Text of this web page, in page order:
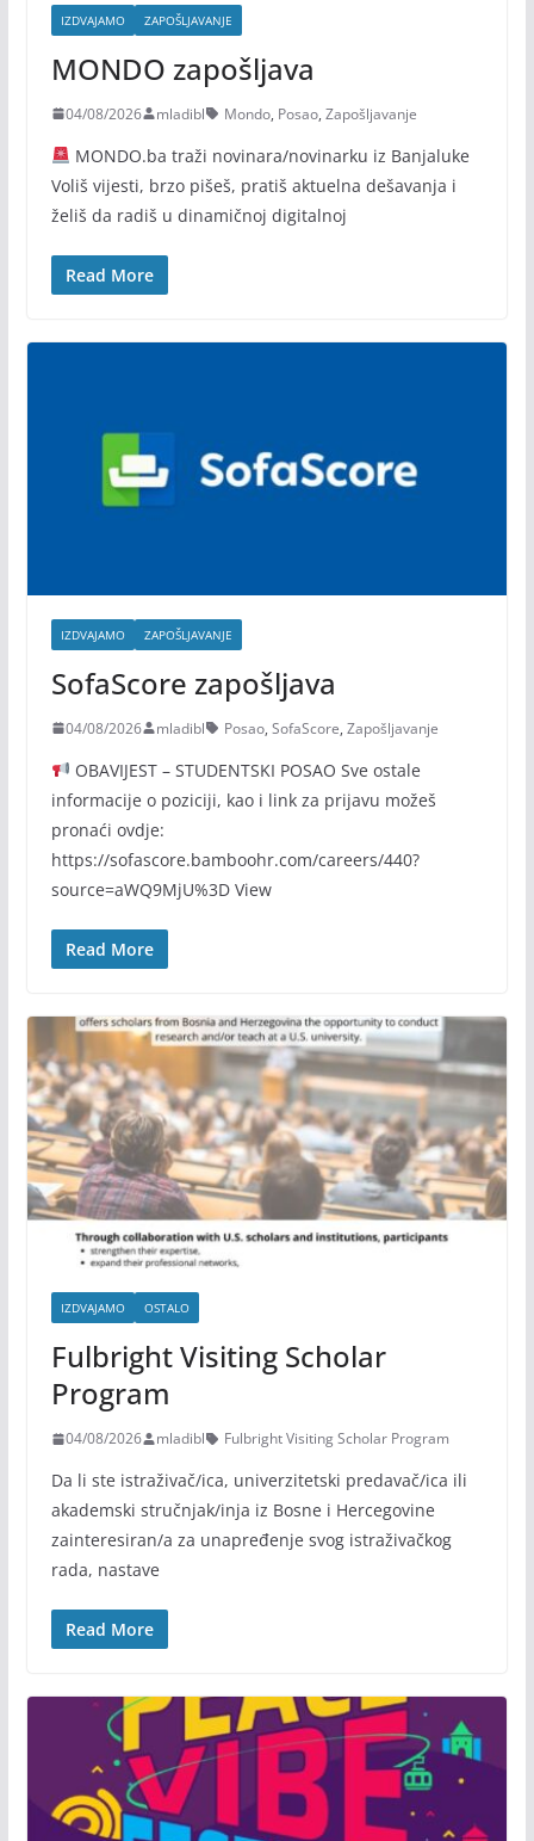
IZDVAJAMO ZAPOŠLJAVANJE
MONDO zapošljava
04/08/2026 mladibl Mondo, Posao, Zapošljavanje
MONDO.ba traži novinara/novinarku iz Banjaluke
Voliš vijesti, brzo pišeš, pratiš aktuelna dešavanja i
želiš da radiš u dinamičnoj digitalnoj
Read More
IZDVAJAMO ZAPOŠLJAVANJE
SofaScore zapošljava
04/08/2026 mladibl Posao, SofaScore, Zapošljavanje
OBAVIJEST – STUDENTSKI POSAO Sve ostale
informacije o poziciji, kao i link za prijavu možeš
pronaći ovdje:
https://sofascore.bamboohr.com/careers/440?
source=aWQ9MjU%3D View
Read More
IZDVAJAMO OSTALO
Fulbright Visiting Scholar
Program
04/08/2026 mladibl Fulbright Visiting Scholar Program
Da li ste istraživač/ica, univerzitetski predavač/ica ili
akademski stručnjak/inja iz Bosne i Hercegovine
zainteresiran/a za unapređenje svog istraživačkog
rada, nastave
Read More